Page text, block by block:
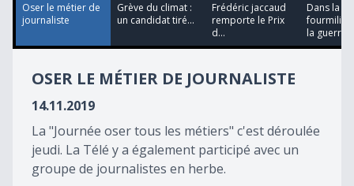
39
seconds
Oser le métier de
journaliste
Grève du climat :
un candidat tiré...
Frédéric jaccaud
remporte le Prix
d...
Dans la
la guerr...
OSER LE MÉTIER DE JOURNALISTE
14.11.2019
La "Journée oser tous les métiers" c'est déroulée
jeudi. La Télé y a également participé avec un
groupe de journalistes en herbe.